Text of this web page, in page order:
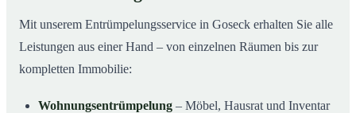
Mit unserem Entrümpelungsservice in Goseck erhalten Sie alle
Leistungen aus einer Hand – von einzelnen Räumen bis zur
kompletten Immobilie:
Wohnungsentrümpelung – Möbel, Hausrat und Inventar